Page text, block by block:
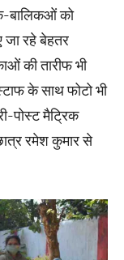
बालिकओं को
जा रहे बेहतर
की तारीफ भी
के साथ फोटो भी
पोस्ट मैट्रिक
रमेश कुमार से